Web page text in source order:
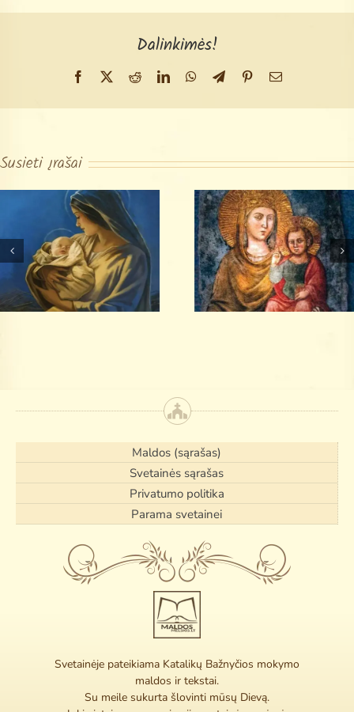
Dalinkimės!
Facebook RedditLinkedInWhatsApp
TelegramPinterestEmail
Susieti įrašai
O Marija,
Nesuteptoji
Mergele
Malda su Kelio
Mergele Marija
Maldos (sąrašas)
Svetainės sąrašas
Privatumo politika
Parama svetainei
Svetainėje pateikiama Katalikų Bažnyčios mokymo
maldos ir tekstai.
Su meile sukurta šlovinti mūsų Dievą.